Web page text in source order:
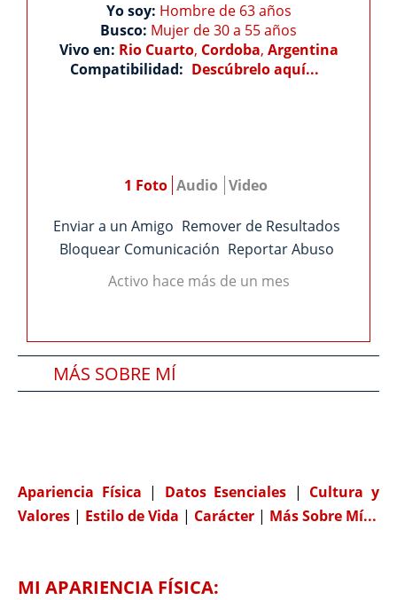
Yo soy: Hombre de 63 años
Busco: Mujer de 30 a 55 años
Vivo en: Rio Cuarto, Cordoba, Argentina
Compatibilidad: Descúbrelo aquí...
1 Foto Audio Video
Enviar a un Amigo Remover de Resultados
Bloquear Comunicación Reportar Abuso
Activo hace más de un mes
MÁS SOBRE MÍ
Apariencia Física | Datos Esenciales | Cultura y
Valores | Estilo de Vida | Carácter | Más Sobre Mí...
MI APARIENCIA FÍSICA: